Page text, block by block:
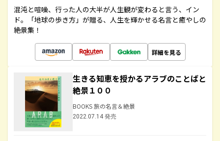
混沌と喧噪、行った人の大半が人生観が変わると言う、イン
ド。「地球の歩き方」が贈る、人生を輝かせる名言と癒やしの
絶景集！
詳細を見る
生きる知恵を授かるアラブのことばと
絶景１００
BOOKS 旅の名言＆絶景
2022.07.14 発売